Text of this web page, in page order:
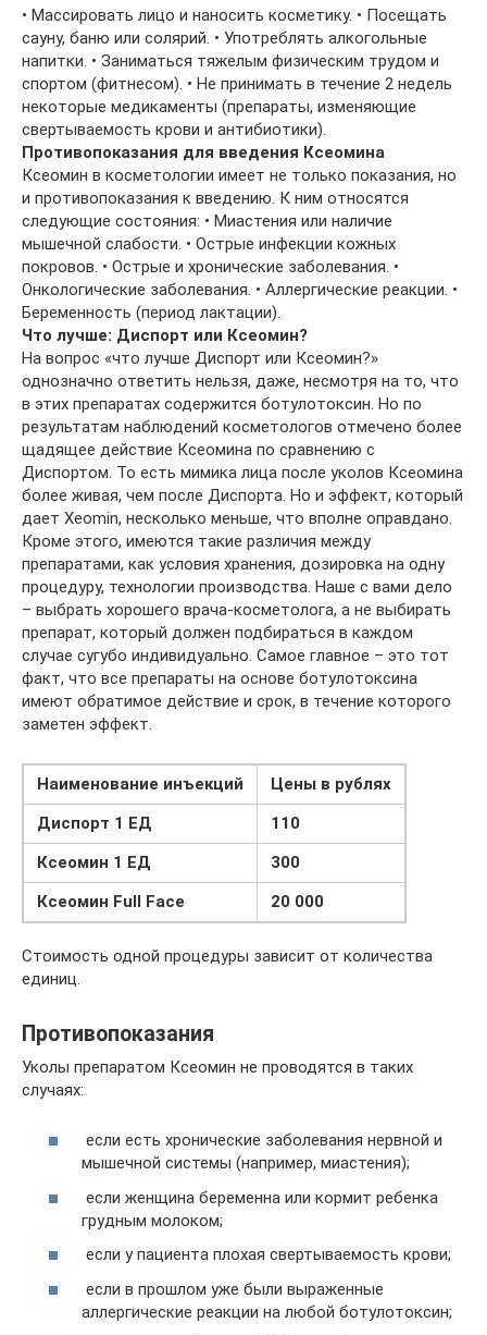
• Массировать лицо и наносить косметику. • Посещать
сауну, баню или солярий. • Употреблять алкогольные
напитки. • Заниматься тяжелым физическим трудом и
спортом (фитнесом). • Не принимать в течение 2 недель
некоторые медикаменты (препараты, изменяющие
свертываемость крови и антибиотики).
Противопоказания для введения Ксеомина
Ксеомин в косметологии имеет не только показания, но
и противопоказания к введению. К ним относятся
следующие состояния: • Миастения или наличие
мышечной слабости. • Острые инфекции кожных
покровов. • Острые и хронические заболевания. •
Онкологические заболевания. • Аллергические реакции. •
Беременность (период лактации).
Что лучше: Диспорт или Ксеомин?
На вопрос «что лучше Диспорт или Ксеомин?»
однозначно ответить нельзя, даже, несмотря на то, что
в этих препаратах содержится ботулотоксин. Но по
результатам наблюдений косметологов отмечено более
щадящее действие Ксеомина по сравнению с
Диспортом. То есть мимика лица после уколов Ксеомина
более живая, чем после Диспорта. Но и эффект, который
дает Xeomin, несколько меньше, что вполне оправдано.
Кроме этого, имеются такие различия между
препаратами, как условия хранения, дозировка на одну
процедуру, технологии производства. Наше с вами дело
– выбрать хорошего врача-косметолога, а не выбирать
препарат, который должен подбираться в каждом
случае сугубо индивидуально. Самое главное – это тот
факт, что все препараты на основе ботулотоксина
имеют обратимое действие и срок, в течение которого
заметен эффект.
Наименование инъекций
Цены в рублях
Диспорт 1 ЕД
110
Ксеомин 1 ЕД
300
Ксеомин Full Face
20 000
Стоимость одной процедуры зависит от количества
единиц.
Противопоказания
Уколы препаратом Ксеомин не проводятся в таких
случаях:
если есть хронические заболевания нервной и
мышечной системы (например, миастения);
если женщина беременна или кормит ребенка
грудным молоком;
если у пациента плохая свертываемость крови;
если в прошлом уже были выраженные
аллергические реакции на любой ботулотоксин;